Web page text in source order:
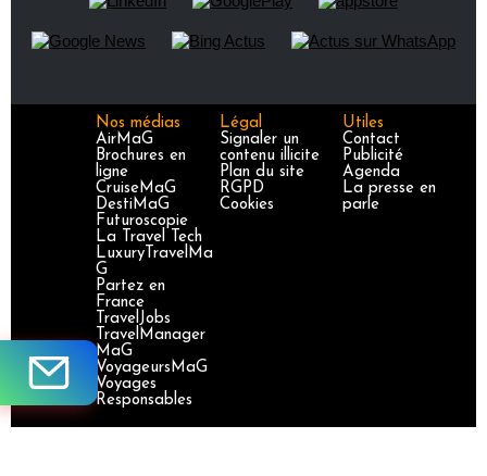
Nos médias
AirMaG
Brochures en
ligne
CruiseMaG
DestiMaG
Futuroscopie
La Travel Tech
LuxuryTravelMa
G
Partez en
France
TravelJobs
TravelManager
MaG
VoyageursMaG
Voyages
Responsables
Légal
Signaler un
contenu illicite
Plan du site
RGPD
Cookies
Utiles
Contact
Publicité
Agenda
La presse en
parle